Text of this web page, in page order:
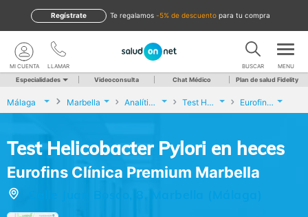
te regalamos -5% de descuento para tu compra
Regístrate
LLAMAR
MI CUENTA BUSCAR MENU
Especialidades Videoconsulta Chat Médico Plan de salud Fidelity
Málaga Marbella Analíticas y Genética Test Helicobacter Pylori en heces Eurofins Clínica Premium Marbella
Test Helicobacter Pylori en heces
Eurofins Clínica Premium Marbella